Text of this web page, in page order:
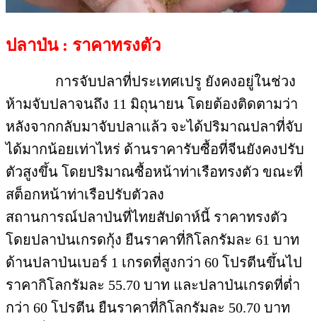
ปลาป่น : ราคาทรงตัว
การจับปลาที่ประเทศเปรู ยังคงอยู่ในช่วง
ห้ามจับปลาจนถึง 11 มิถุนายน โดยต้องติดตามว่า
หลังจากกลับมาจับปลาแล้ว จะได้ปริมาณปลาที่จับ
ได้มากน้อยเท่าไหร่ ด้านราคารับซื้อที่จีนยังคงปรับ
ตัวสูงขึ้น โดยปริมาณซื้อหน้าท่าเรือทรงตัว ขณะที่
สต็อกหน้าท่าเรือปรับตัวลง
สถานการณ์ปลาป่นที่ไทยสัปดาห์นี้ ราคาทรงตัว
โดยปลาป่นเกรดกุ้ง ยืนราคาที่กิโลกรัมละ 61 บาท
ด้านปลาป่นเบอร์ 1 เกรดที่สูงกว่า 60 โปรตีนขึ้นไป
ราคากิโลกรัมละ 55.70 บาท และปลาป่นเกรดที่ต่ำ
กว่า 60 โปรตีน ยืนราคาที่กิโลกรัมละ 50.70 บาท